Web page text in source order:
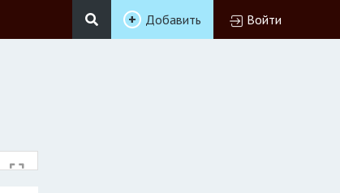
Добавить Войти